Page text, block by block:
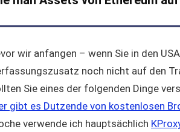
wir anfangen – wenn Sie in den
noch nicht auf den
Sie eines der folgenden Dinge
gibt es Dutzende von kostenlosen
verwende ich hauptsächlich